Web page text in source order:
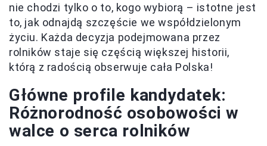
nie chodzi tylko o to, kogo wybiorą – istotne jest
to, jak odnajdą szczęście we współdzielonym
życiu. Każda decyzja podejmowana przez
rolników staje się częścią większej historii,
którą z radością obserwuje cała Polska!
Główne profile kandydatek:
Różnorodność osobowości w
walce o serca rolników